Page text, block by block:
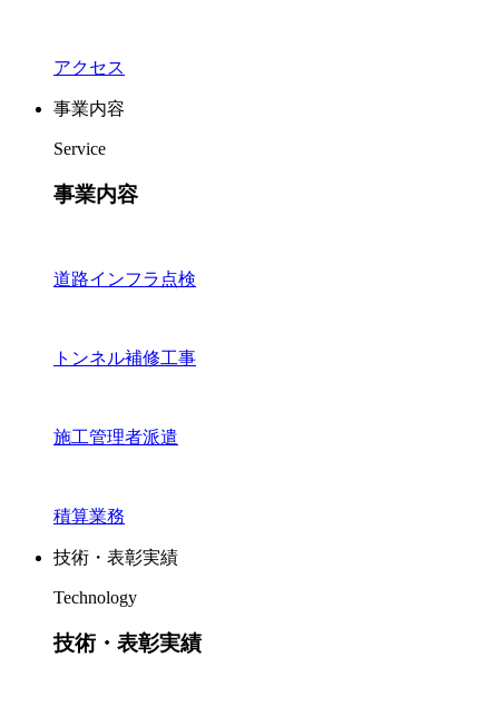
アクセス
事業内容
Service
事業内容
道路インフラ点検
トンネル補修工事
施工管理者派遣
積算業務
技術・表彰実績
Technology
技術・表彰実績